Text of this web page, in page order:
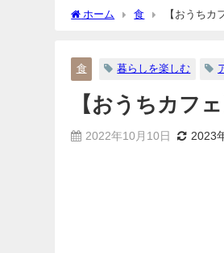
ホーム 食 【おうちカ
食 暮らしを楽しむ
【おうちカフ
2022年10月10日 2023